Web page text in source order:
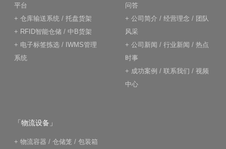
平台
+ 仓库输送系统 / 托盘货架
+ RFID智能仓储 / 中B货架
+ 电子标签拣选 / IWMS管理
系统
问答
+ 公司简介 / 经营理念 / 团队
风采
+ 公司新闻 / 行业新闻 / 热点
时事
+ 成功案例 / 联系我们 / 视频
中心
「物流设备」
+ 物流容器 / 仓储笼 / 包装箱